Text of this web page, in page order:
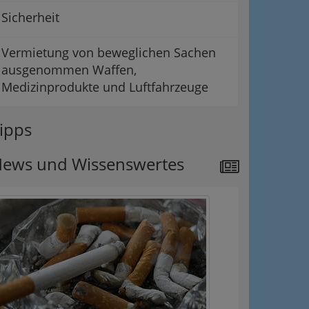
Sicherheit
Vermietung von beweglichen Sachen
ausgenommen Waffen,
Medizinprodukte und Luftfahrzeuge
und Wissenswertes